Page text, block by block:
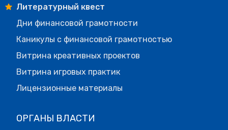
Литературный квест
Дни финансовой грамотности
Каникулы с финансовой грамотностью
Витрина креативных проектов
Витрина игровых практик
Лицензионные материалы
ОРГАНЫ ВЛАСТИ